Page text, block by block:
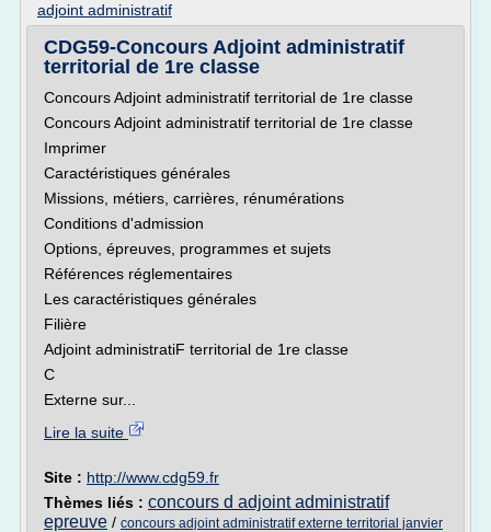
adjoint administratif
CDG59-Concours Adjoint administratif
territorial de 1re classe
Concours Adjoint administratif territorial de 1re classe
Concours Adjoint administratif territorial de 1re classe
Imprimer
Caractéristiques générales
Missions, métiers, carrières, rénumérations
Conditions d'admission
Options, épreuves, programmes et sujets
Références réglementaires
Les caractéristiques générales
Filière
Adjoint administratiF territorial de 1re classe
C
Externe sur...
Lire la suite
Site : http://www.cdg59.fr
Thèmes liés : concours d adjoint administratif
epreuve / concours adjoint administratif externe territorial janvier